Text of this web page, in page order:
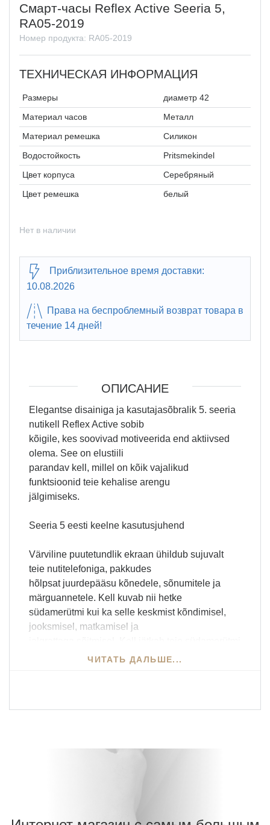
Смарт-часы Reflex Active Seeria 5,
RA05-2019
Номер продукта: RA05-2019
ТЕХНИЧЕСКАЯ ИНФОРМАЦИЯ
Размеры
диаметр 42
Материал часов
Металл
Материал ремешка
Силикон
Водостойкость
Pritsmekindel
Цвет корпуса
Серебряный
Цвет ремешка
белый
Нет в наличии
Приблизительное время доставки:
10.08.2026
Права на беспроблемный возврат товара в
течение 14 дней!
ОПИСАНИЕ
Elegantse disainiga ja kasutajasõbralik 5. seeria
nutikell Reflex Active sobib
kõigile, kes soovivad motiveerida end aktiivsed
olema. See on elustiili
parandav kell, millel on kõik vajalikud
funktsioonid teie kehalise arengu
jälgimiseks.
Seeria 5 eesti keelne kasutusjuhend
Värviline puutetundlik ekraan ühildub sujuvalt
teie nutitelefoniga, pakkudes
hõlpsat juurdepääsu kõnedele, sõnumitele ja
märguannetele. Kell kuvab nii hetke
südamerütmi kui ka selle keskmist kõndimisel,
jooksmisel, matkamisel ja
tuvastamist nii kaua, kui te
meeldetuletuse. Lisaks sellele
Nutikella ja kella sünkroniseerimiseks on vaja
ЧИТАТЬ ДАЛЬШЕ...